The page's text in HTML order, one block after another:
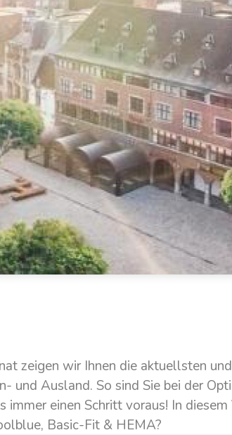
zeigen wir Ihnen die aktuellsten
und Ausland. So sind Sie bei der
immer einen Schritt voraus! In
Basic-Fit & HEMA?